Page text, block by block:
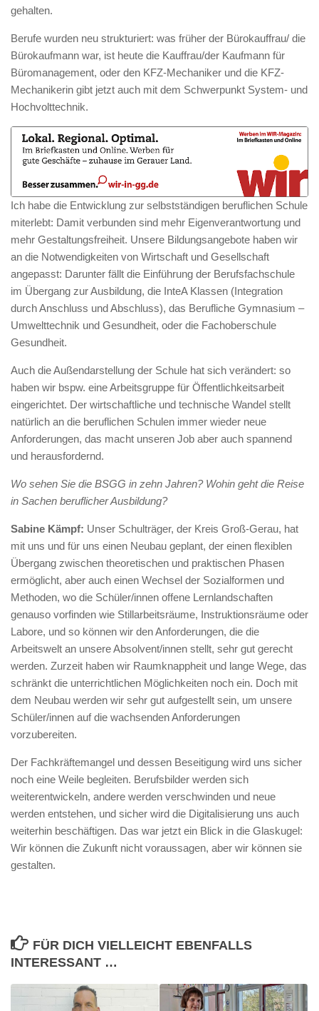
gehalten.
Berufe wurden neu strukturiert: was früher der Bürokauffrau/ die
Bürokaufmann war, ist heute die Kauffrau/der Kaufmann für
Büromanagement, oder den KFZ-Mechaniker und die KFZ-
Mechanikerin gibt jetzt auch mit dem Schwerpunkt System- und
Hochvolttechnik.
Ich habe die Entwicklung zur selbstständigen beruflichen Schule
miterlebt: Damit verbunden sind mehr Eigenverantwortung und
mehr Gestaltungsfreiheit. Unsere Bildungsangebote haben wir
an die Notwendigkeiten von Wirtschaft und Gesellschaft
angepasst: Darunter fällt die Einführung der Berufsfachschule
im Übergang zur Ausbildung, die InteA Klassen (Integration
durch Anschluss und Abschluss), das Berufliche Gymnasium –
Umwelttechnik und Gesundheit, oder die Fachoberschule
Gesundheit.
Auch die Außendarstellung der Schule hat sich verändert: so
haben wir bspw. eine Arbeitsgruppe für Öffentlichkeitsarbeit
eingerichtet. Der wirtschaftliche und technische Wandel stellt
natürlich an die beruflichen Schulen immer wieder neue
Anforderungen, das macht unseren Job aber auch spannend
und herausfordernd.
Wo sehen Sie die BSGG in zehn Jahren? Wohin geht die Reise
in Sachen beruflicher Ausbildung?
Sabine Kämpf: Unser Schulträger, der Kreis Groß-Gerau, hat
mit uns und für uns einen Neubau geplant, der einen flexiblen
Übergang zwischen theoretischen und praktischen Phasen
ermöglicht, aber auch einen Wechsel der Sozialformen und
Methoden, wo die Schüler/innen offene Lernlandschaften
genauso vorfinden wie Stillarbeitsräume, Instruktionsräume oder
Labore, und so können wir den Anforderungen, die die
Arbeitswelt an unsere Absolvent/innen stellt, sehr gut gerecht
werden. Zurzeit haben wir Raumknappheit und lange Wege, das
schränkt die unterrichtlichen Möglichkeiten noch ein. Doch mit
dem Neubau werden wir sehr gut aufgestellt sein, um unsere
Schüler/innen auf die wachsenden Anforderungen
vorzubereiten.
Der Fachkräftemangel und dessen Beseitigung wird uns sicher
noch eine Weile begleiten. Berufsbilder werden sich
weiterentwickeln, andere werden verschwinden und neue
werden entstehen, und sicher wird die Digitalisierung uns auch
weiterhin beschäftigen. Das war jetzt ein Blick in die Glaskugel:
Wir können die Zukunft nicht voraussagen, aber wir können sie
gestalten.
FÜR DICH VIELLEICHT EBENFALLS
INTERESSANT …